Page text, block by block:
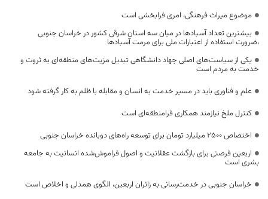
موضوع میراث فرهنگی، امری فرابخشی است
بیشترین تعداد آسبادها در میان سه استان شرقی کشور در خراسان جنوبی
،ضرورت استفاده از اعتبارات ملی برای مرمت آسبادها
یکی از سیاست‌های اصلی جهاد دانشگاهی تبدیل مزیت‌های منطقه‌ای به ثروت و
خدمت به مردم است
علم و فناوری باید در مسیر خدمت به انسان و مقابله با ظلم به کار گرفته شود
کنترل ملخ نیازمند همکاری فرامنطقه‌ای است
اختصاص 2500 میلیارد تومان برای توسعه راه‌های دوبانده خراسان جنوبی
اربعین فرصتی برای بازگشت عقلانیت و اصول فراموش‌شده انسانیت به جامعه
بشری است
خراسان جنوبی در خدمت‌رسانی به زائران اربعین، الگوی همدلی و اخلاص است